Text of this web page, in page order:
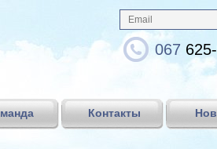
067
Контакты